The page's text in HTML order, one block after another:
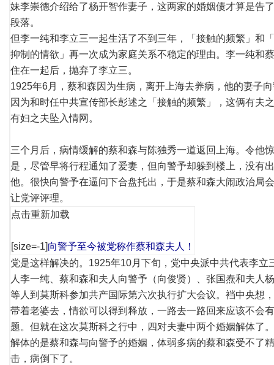
妹李崇德介绍给了杨开智作妻子，这两家的婚姻债才算是告
段落。
但李一纯和李立三一起生活了不到三年，「接触的频繁」和
抑制的情欲」再一次成为家庭关系不稳定的理由。李一纯和
住在一起后，抛弃了李立三。
1925年6月，蔡和森因为生病，离开上海去养病，他的妻子
因为和时任中共宣传部长彭述之「接触的频繁」，这俩有夫
有妇之夫坠入情网。
三个月后，病情缓解的蔡和森与陈独秀一道返回上海。令他
是，尽管早将行程通知了爱妻，但向警予却躲到楼上，没有
他。很快向警予在逼问下合盘托出，于是蔡和森大闹政治局
让党评评理。
点击重新加载
[size=-1]向警予至今被党称作蔡和森夫人！
党是这样解决的。1925年10月下旬，党中央派中共代表李立
人李一纯、蔡和森和夫人向警予（向俊贤）、张国焘和夫人
等人到莫斯科参加共产国际第六次执行扩大会议。裆中央想
带着老婆去，情欲可以得到释放，一路去一路回来应该不会
题。但就在这次莫斯科之行中，四对夫妻中两个婚姻解体了
解体的是蔡和森与向警予的婚姻，体弱多病的蔡和森受不了
击，病倒下了。